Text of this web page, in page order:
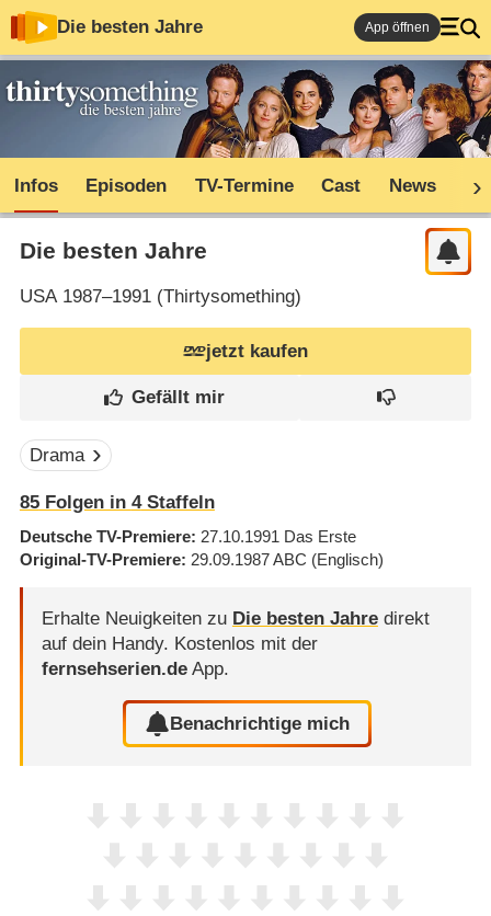
Die besten Jahre App öffnen
Infos Episoden TV-Termine Cast News
Die besten Jahre
USA1987–1991 (Thirtysomething)
jetzt kaufen
Drama
85Folgen in 4Staffeln
Deutsche TV-Premiere 27.10.1991 Das Erste
Original-TV-Premiere 29.09.1987ABC (Englisch)
Erhalte Neuigkeiten zu Die besten Jahredirekt
auf dein Handy. Kostenlos mit der
fernsehserien.deApp.
Benachrichtige mich